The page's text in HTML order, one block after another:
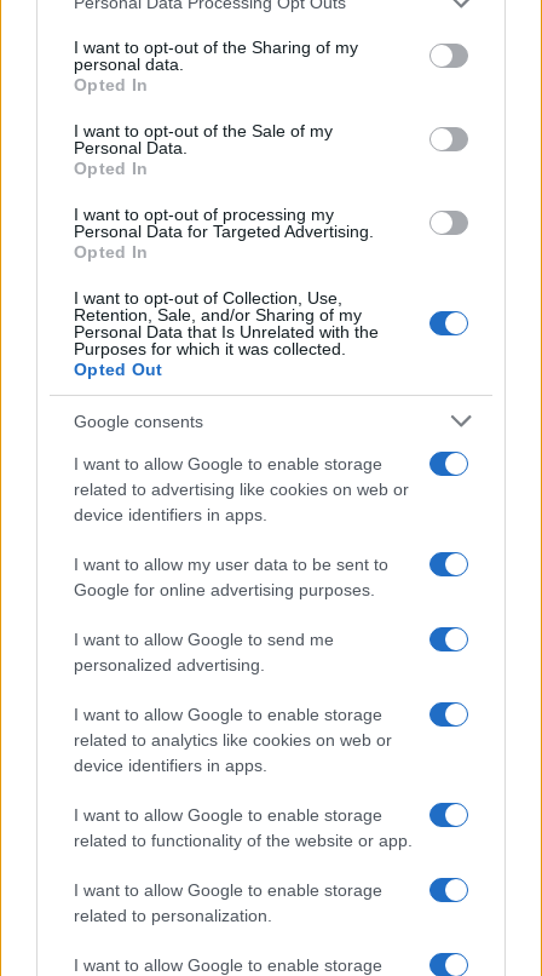
not limited to your visit or usage behaviour. You may click to
grant or deny consent to Google and its third-party tags to
use your data for below specified purposes in below Google
consent section.
I want to opt-out of the Sharing of my
personal data.
Opted In
I want to opt-out of the Sale of my
Personal Data.
Opted In
I want to opt-out of processing my
Personal Data for Targeted Advertising.
Opted In
I want to opt-out of Collection, Use,
Retention, Sale, and/or Sharing of my
Personal Data that Is Unrelated with the
Purposes for which it was collected.
Opted Out
Google consents
I want to allow Google to enable storage
related to advertising like cookies on web or
device identifiers in apps.
I want to allow my user data to be sent to
Google for online advertising purposes.
I want to allow Google to send me
personalized advertising.
I want to allow Google to enable storage
related to analytics like cookies on web or
device identifiers in apps.
I want to allow Google to enable storage
related to functionality of the website or app.
I want to allow Google to enable storage
related to personalization.
I want to allow Google to enable storage
Guida step-by-step per un’immagine pubblica
credibile e glam
Camilla Fiore · 9 Ago 2026
LIFESTYLE
Scopri Noto: guida alla città barocca più elegante della
Matteo Pellegrino · 9 Ago 2026
LIFESTYLE